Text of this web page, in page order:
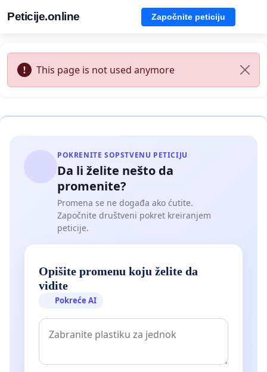
Peticije.online Započnite peticiju
This page is not used anymore
POKRENITE SOPSTVENU PETICIJU
Da li želite nešto da
promenite?
Promena se ne događa ako ćutite.
Započnite društveni pokret kreiranjem
peticije.
Opišite promenu koju želite da
vidite
Pokreće AI